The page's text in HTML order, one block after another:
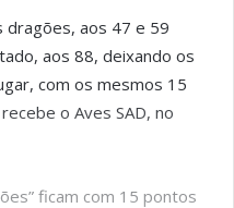
dragões, aos 47 e 59
aos 88, deixando os
com os mesmos 15
o Aves SAD, no
ficam com 15 pontos